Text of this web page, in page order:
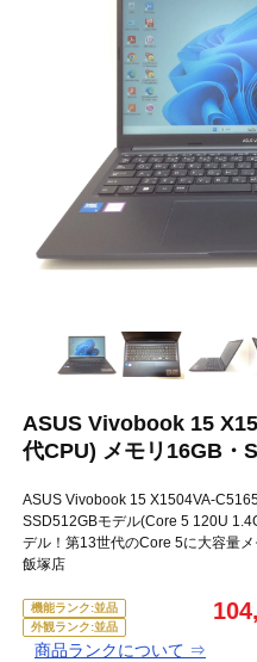
ASUS Vivobook 15
代CPU) メモリ16GB・
ASUS Vivobook 15 X1504VA-
SSD512GBモデル(Core 5 120U
デル！第13世代のCore 5に大容量
飯塚店
機能ランク:並品
外観ランク:並品
商品ランクについて ⇒